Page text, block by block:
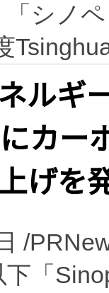
シノ
ルギ
カー
げを
/
「